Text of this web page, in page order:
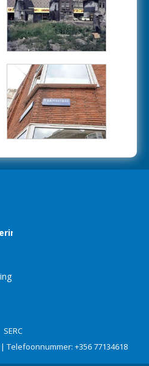
SERC
| Telefoonnummer: +356 77134618